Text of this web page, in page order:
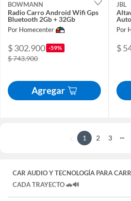
BOWMANN
Radio Carro Android Wifi Gps
Bluetooth 2Gb + 32Gb
Por Homecenter
$ 302.900 -59%
$ 743.900
Agregar
JBL
Por
$
1 2 3 ...
CAR AUDIO Y TECNOLOGÍA PARA
CADA TRAYECTO 🚗🔊